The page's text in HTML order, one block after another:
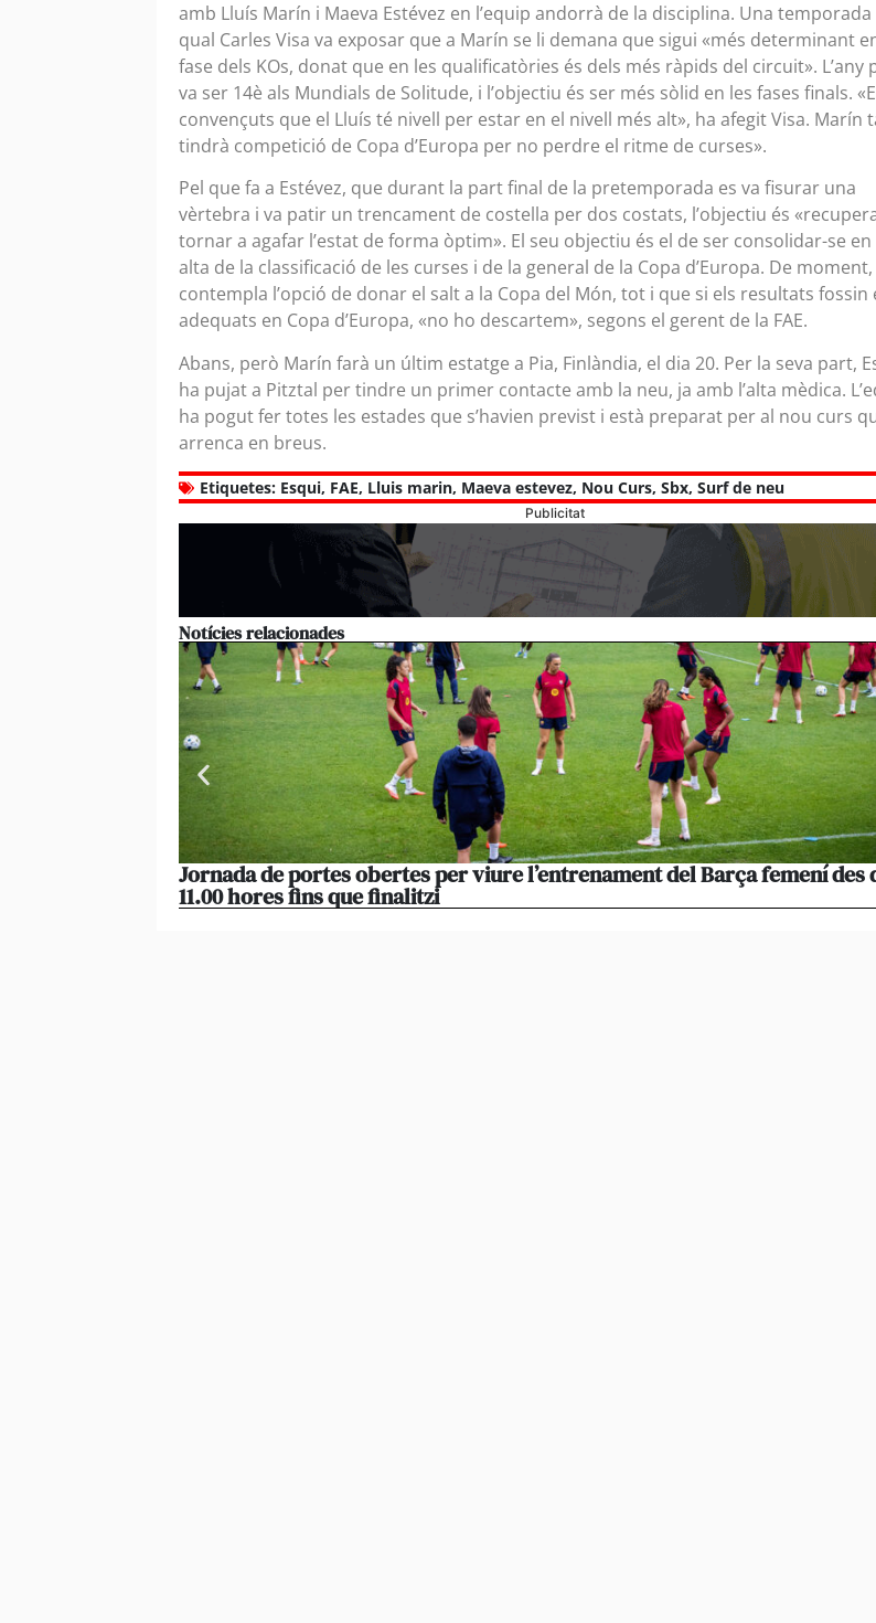
amb Lluís Marín i Maeva Estévez en l’equip andorrà de la disciplina. Una temporada
qual Carles Visa va exposar que a Marín se li demana que sigui «més determinant
fase dels KOs, donat que en les qualificatòries és dels més ràpids del circuit». L’any
va ser 14è als Mundials de Solitude, i l’objectiu és ser més sòlid en les fases finals.
convençuts que el Lluís té nivell per estar en el nivell més alt», ha afegit Visa. Marín
tindrà competició de Copa d’Europa per no perdre el ritme de curses».
Pel que fa a Estévez, que durant la part final de la pretemporada es va fisurar una
vèrtebra i va patir un trencament de costella per dos costats, l’objectiu és
tornar a agafar l’estat de forma òptim». El seu objectiu és el de ser consolidar-se
alta de la classificació de les curses i de la general de la Copa d’Europa. De
contempla l’opció de donar el salt a la Copa del Món, tot i que si els resultats fossin
adequats en Copa d’Europa, «no ho descartem», segons el gerent de la FAE.
Abans, però Marín farà un últim estatge a Pia, Finlàndia, el dia 20. Per la seva part,
ha pujat a Pitztal per tindre un primer contacte amb la neu, ja amb l’alta mèdica.
ha pogut fer totes les estades que s’havien previst i està preparat per al nou curs
arrenca en breus.
Etiquetes: Esqui, FAE, Lluis marin, Maeva estevez, Nou Curs, Sbx, Surf de neu
Publicitat
Notícies relacionades
Jornada de portes obertes per viure l’entrenament del Barça femení des
11.00 hores fins que finalitzi